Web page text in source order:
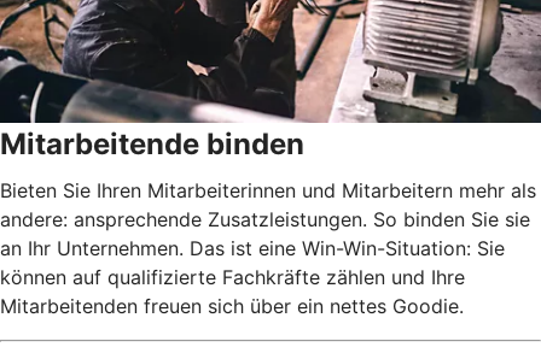
Mitarbeitende binden
Bieten Sie Ihren Mitarbeiterinnen und Mitarbeitern mehr als
andere: ansprechende Zusatzleistungen. So binden Sie sie
an Ihr Unternehmen. Das ist eine Win-Win-Situation: Sie
können auf qualifizierte Fachkräfte zählen und Ihre
Mitarbeitenden freuen sich über ein nettes Goodie.